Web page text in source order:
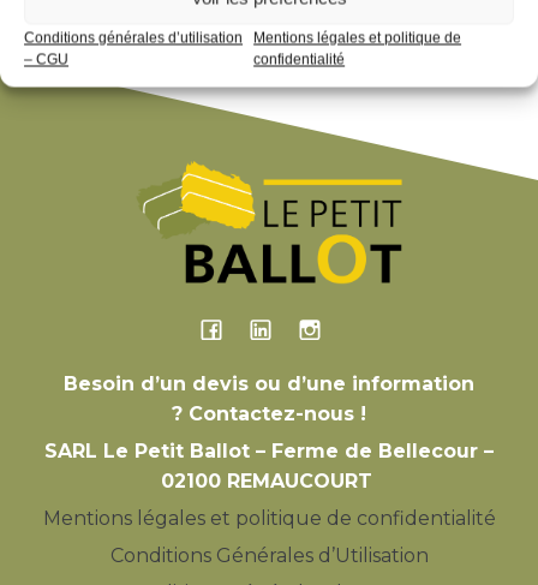
Conditions générales d’utilisation
– CGU
Mentions légales et politique de
confidentialité
Besoin d’un devis ou d’une information
? Contactez-nous !
SARL Le Petit Ballot – Ferme de Bellecour –
02100 REMAUCOURT
Mentions légales et politique de confidentialité
Conditions Générales d’Utilisation